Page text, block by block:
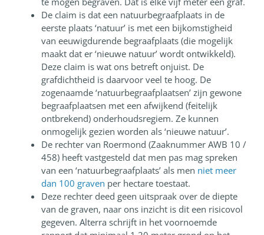
De claim is dat een natuurbegraafplaats in de
eerste plaats ‘natuur’ is met een bijkomstigheid
van eeuwigdurende begraafplaats (die mogelijk
maakt dat er ‘nieuwe natuur’ wordt ontwikkeld).
Deze claim is wat ons betreft onjuist. De
grafdichtheid is daarvoor veel te hoog. De
zogenaamde ‘natuurbegraafplaatsen’ zijn gewone
begraafplaatsen met een afwijkend (feitelijk
ontbrekend) onderhoudsregiem. Ze kunnen
onmogelijk gezien worden als ‘nieuwe natuur’.
De rechter van Roermond (Zaaknummer AWB 10 /
458) heeft vastgesteld dat men pas mag spreken
van een ‘natuurbegraafplaats’ als men niet meer
dan 100 graven per hectare toestaat.
Deze rechter deed geen uitspraak over de diepte
van de graven, naar ons inzicht is dit een risicovol
gegeven. Alterra schrijft in het voornoemde